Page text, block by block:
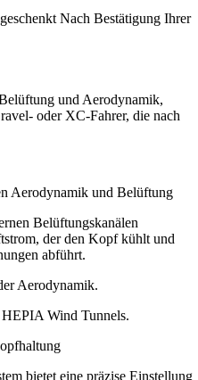
Nach Bestätigung Ihrer
und Aerodynamik,
oder XC-Fahrer, die nach
Aerodynamik und Belüftung
Belüftungskanälen
der den Kopf kühlt und
abführt.
Aerodynamik.
Wind Tunnels.
bietet eine präzise Einstellung